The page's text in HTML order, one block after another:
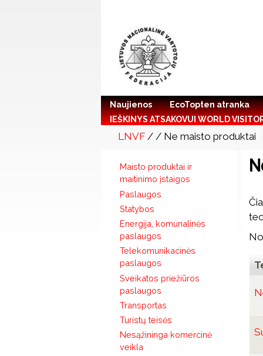
Naujienos EcoTopten atranka
IEŠKINYS ATSAKOVUI WORLD
LNVF/ / Ne maisto produktai
Maisto produktai ir
maitinimo įstaigos
Paslaugos
Statybos
Energija, komunalinės
paslaugos
Telekomunikacinės
paslaugos
Sveikatos priežiūros
paslaugos
Transportas
Turistų teisės
Nesąžininga komercinė
veikla